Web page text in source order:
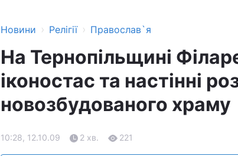
Новини › Релігії › Православ`я
На Тернопільщині
іконостас та настінні
новозбудованого храму
10:28, 12.10.09 2 хв. 221